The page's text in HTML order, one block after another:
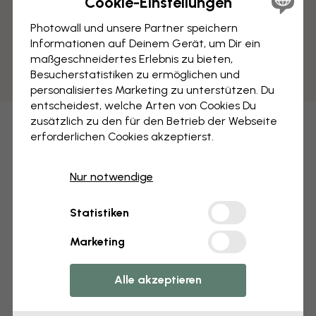
Photowall und unsere Partner speichern
Informationen auf Deinem Gerät, um Dir ein
maßgeschneidertes Erlebnis zu bieten,
Besucherstatistiken zu ermöglichen und
personalisiertes Marketing zu unterstützen. Du
entscheidest, welche Arten von Cookies Du
zusätzlich zu den für den Betrieb der Webseite
erforderlichen Cookies akzeptierst.
Nur notwendige
Statistiken
Marketing
Alle akzeptieren